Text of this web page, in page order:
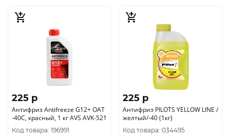
225 p
Антифриз Antifreeze G12+ OAT
-40С, красный, 1 кг AVS AVK-521
Код товара: 196991
225 p
Антифриз PILOTS YELLOW LINE /
желтый/-40 (1кг)
Код товара: 034495